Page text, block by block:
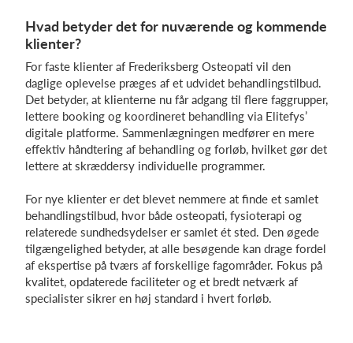
Hvad betyder det for nuværende og kommende
klienter?
For faste klienter af Frederiksberg Osteopati vil den
daglige oplevelse præges af et udvidet behandlingstilbud.
Det betyder, at klienterne nu får adgang til flere faggrupper,
lettere booking og koordineret behandling via Elitefys’
digitale platforme. Sammenlægningen medfører en mere
effektiv håndtering af behandling og forløb, hvilket gør det
lettere at skræddersy individuelle programmer.
For nye klienter er det blevet nemmere at finde et samlet
behandlingstilbud, hvor både osteopati, fysioterapi og
relaterede sundhedsydelser er samlet ét sted. Den øgede
tilgængelighed betyder, at alle besøgende kan drage fordel
af ekspertise på tværs af forskellige fagområder. Fokus på
kvalitet, opdaterede faciliteter og et bredt netværk af
specialister sikrer en høj standard i hvert forløb.